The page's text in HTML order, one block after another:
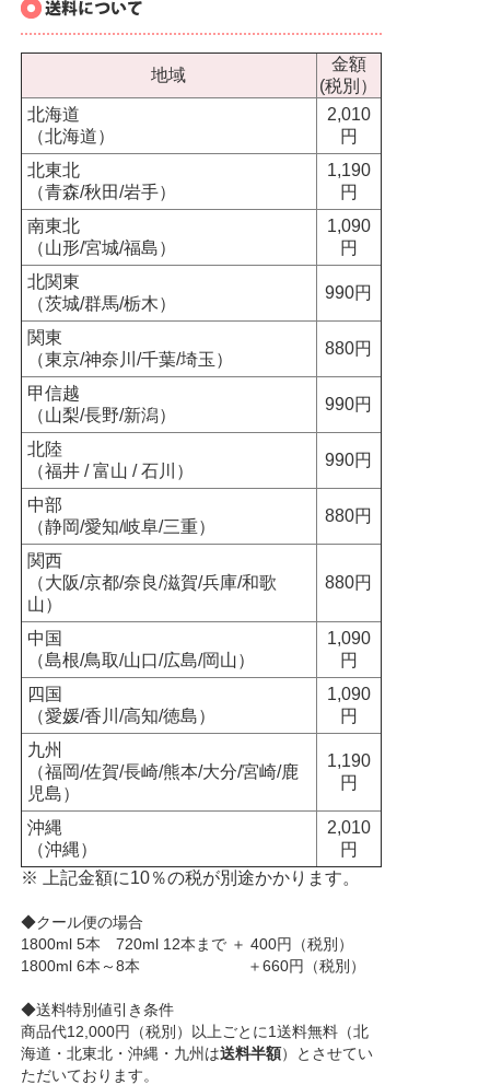
地域
金額
(税別）
北海道
（北海道）
2,010
円
北東北
（青森/秋田/岩手）
1,190
円
南東北
（山形/宮城/福島）
1,090
円
北関東
（茨城/群馬/栃木）
990円
関東
（東京/神奈川/千葉/埼玉）
880円
甲信越
（山梨/長野/新潟）
990円
北陸
（福井 / 富山 / 石川）
990円
中部
（静岡/愛知/岐阜/三重）
880円
関西
（大阪/京都/奈良/滋賀/兵庫/和歌
山）
880円
中国
（島根/鳥取/山口/広島/岡山）
1,090
円
四国
（愛媛/香川/高知/徳島）
1,090
円
九州
（福岡/佐賀/長崎/熊本/大分/宮崎/鹿
児島）
1,190
円
沖縄
（沖縄）
2,010
円
※ 上記金額に10％の税が別途かかります。
◆クール便の場合
1800ml 5本 720ml 12本まで ＋ 400円（税別）
1800ml 6本～8本 ＋660円（税別）
◆送料特別値引き条件
商品代12,000円（税別）以上ごとに1送料無料（北
海道・北東北・沖縄・九州は送料半額）とさせてい
ただいております。